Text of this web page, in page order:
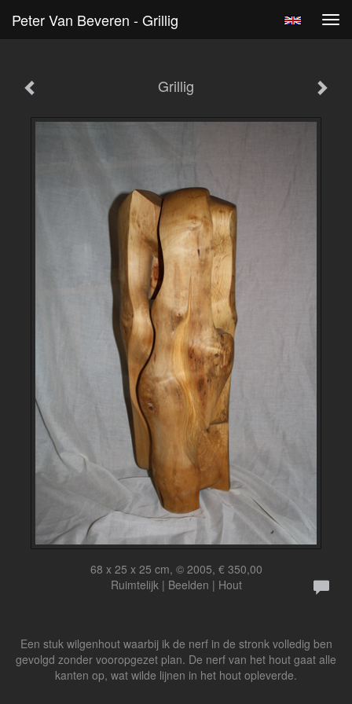
Peter Van Beveren - Grillig
Grillig
68 x 25 x 25 cm, © 2005, € 350,00
Ruimtelijk | Beelden | Hout
Een stuk wilgenhout waarbij ik de nerf in de stronk volledig ben
gevolgd zonder vooropgezet plan. De nerf van het hout gaat alle
kanten op, wat wilde lijnen in het hout opleverde.